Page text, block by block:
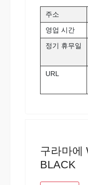
주소
영업 시간
정기 휴무일
URL
구라마에
BLACK